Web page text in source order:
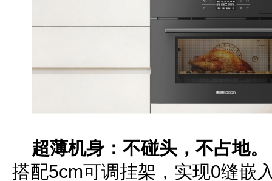
超薄机身：不碰头，不占地。
搭配5cm可调挂架，实现0缝嵌